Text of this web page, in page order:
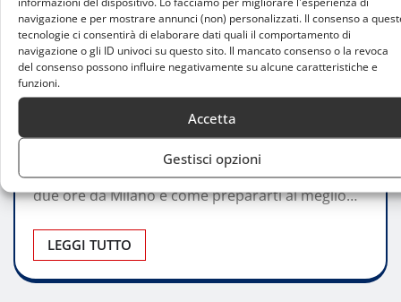
navigazione e per mostrare annunci (non) personalizzati. Il consenso a
tecnologie ci consentirà di elaborare dati quali il comportamento di
navigazione o gli ID univoci su questo sito. Il mancato consenso o la revoca
del consenso possono influire negativamente su alcune caratteristiche e
funzioni.
Accetta
Gestisci opzioni
CONSIGLI
Guida allo sci di fondo vicino a Milano:
dove praticarlo e come iniziare
Scopri le migliori piste di sci di fondo a meno di
due ore da Milano e come prepararti al meglio…
LEGGI TUTTO